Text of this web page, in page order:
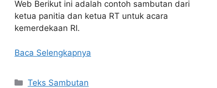
Web Berikut ini adalah contoh sambutan dari
ketua panitia dan ketua RT untuk acara
kemerdekaan RI.
Baca Selengkapnya
Kategori
Teks Sambutan